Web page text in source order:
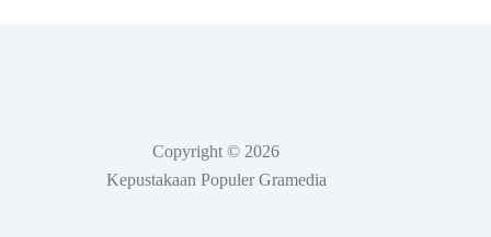
Copyright © 2026
Kepustakaan Populer Gramedia